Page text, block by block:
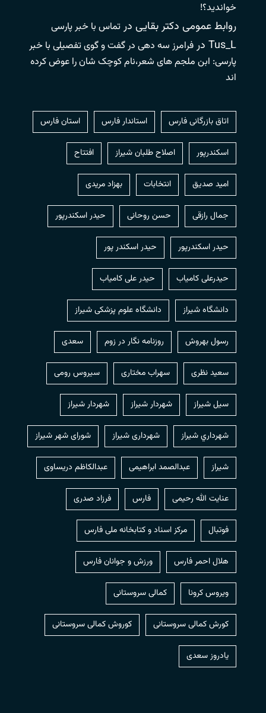
خواندید؟!
روابط عمومی دکتر بقایی در تماس با خبر پارسی
Tus_L در فرامرز سه دهی در گفت و گوی تفصیلی با خبر
پارسی: ابن ملجم های شعر،نام کوچک شان را عوض کرده
اند
اتاق بازرگانی فارس استاندار فارس استان فارس
اسکندرپور اصلاح طلبان شیراز افتتاح
امید صدیق انتخابات بهزاد مریدی
جمال رازقی حسن روحانی حيدر اسكندرپور
حیدر اسکندرپور حیدر اسکندر پور
حیدرعلی کامیاب حیدر علی کامیاب
دانشگاه شیراز دانشگاه علوم پزشکی شیراز
رسول بهروش روزنامه نگار در زوم سعدی
سعید نظری سهراب مختاری سیروس رومی
سیل شیراز شهردار شيراز شهردار شیراز
شهرداري شيراز شهرداری شیراز شورای شهر شیراز
شیراز عبدالصمد ابراهیمی عبدالکاظم دریساوی
عنایت الله رحیمی فارس فرزاد صدری
فوتبال مرکز اسناد و کتابخانه ملی فارس
هلال احمر فارس ورزش و جوانان فارس
ویروس کرونا کمالی سروستانی
کورش کمالی سروستانی کوروش کمالی سروستانی
یادروز سعدی